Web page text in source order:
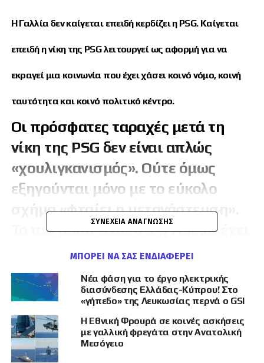
Η Γαλλία δεν καίγεται επειδή κερδίζει η PSG. Καίγεται
επειδή η νίκη της PSG λειτουργεί ως αφορμή για να
εκραγεί μια κοινωνία που έχει χάσει κοινό νόμο, κοινή
ταυτότητα και κοινό πολιτικό κέντρο.
Οι πρόσφατες ταραχές μετά τη
νίκη της PSG δεν είναι απλώς
«χουλιγκανισμός». Ούτε όμως
εξηγούνται μόνο με το εύκολο
σχήμα «φταίει η μετανάστευση».
Το πιο βαθύ είναι ότι η Γαλλία έχει
μπει σε κατάστασηκοινωνικού
κατακερματισμού
, όπου μεγάλα
τμήματα του πληθυσμού δεν
βιώνουν πλέον το κράτος ως κοινή
πατρίδα, αλλά ως ξένη εξουσία,
κατασταλτικό μηχανισμό ή
ΣΥΝΈΧΕΙΑ ΑΝΆΓΝΩΣΗΣ
ΜΠΟΡΕΊ ΝΑ ΣΑΣ ΕΝΔΙΑΦΈΡΕΙ
Νέα φάση για το έργο ηλεκτρικής
διασύνδεσης Ελλάδας-Κύπρου! Στο
«γήπεδο» της Λευκωσίας περνά ο GSI
Η Εθνική Φρουρά σε κοινές ασκήσεις
με γαλλική φρεγάτα στην Ανατολική
Μεσόγειο